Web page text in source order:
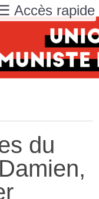
du
Accès rapide